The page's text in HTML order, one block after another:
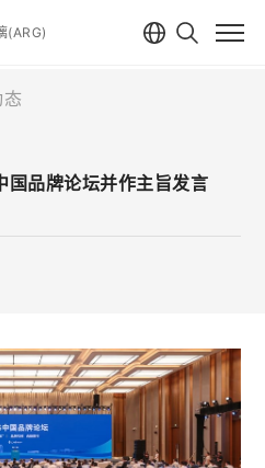
(ARG)
品牌论坛并作主旨发言